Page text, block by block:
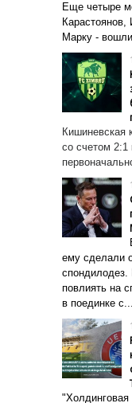
Еще четыре
Марку -
Кишиневская
со счетом
ему сделали
спондилодез.
повлиять на
в поединке с...
"Холдинговая